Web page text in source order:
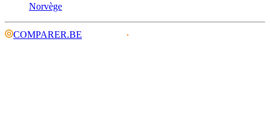
Norvège
COMPARER.BE